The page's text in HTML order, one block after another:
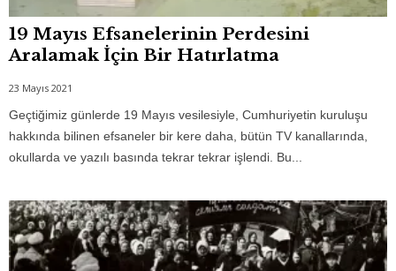
19 Mayıs Efsanelerinin Perdesini
Aralamak İçin Bir Hatırlatma
23 Mayıs 2021
Geçtiğimiz günlerde 19 Mayıs vesilesiyle, Cumhuriyetin kuruluşu
hakkında bilinen efsaneler bir kere daha, bütün TV kanallarında,
okullarda ve yazılı basında tekrar tekrar işlendi. Bu...